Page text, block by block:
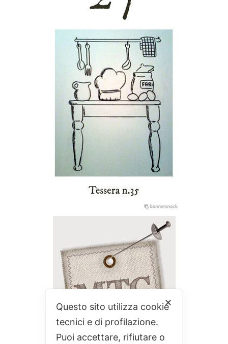
✕
Questo sito utilizza cookie
tecnici e di profilazione.
Puoi accettare, rifiutare o